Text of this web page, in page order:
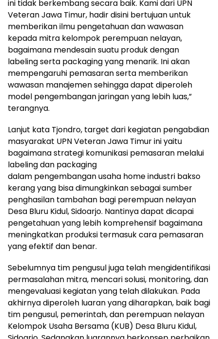
ini tidak berkembang secara baik. Kami dari UPN
Veteran Jawa Timur, hadir disini bertujuan untuk
memberikan ilmu pengetahuan dan wawasan
kepada mitra kelompok perempuan nelayan,
bagaimana mendesain suatu produk dengan
labeling serta packaging yang menarik. Ini akan
mempengaruhi pemasaran serta memberikan
wawasan manajemen sehingga dapat diperoleh
model pengembangan jaringan yang lebih luas,”
terangnya.
Lanjut kata Tjondro, target dari kegiatan pengabdian
masyarakat UPN Veteran Jawa Timur ini yaitu
bagaimana strategi komunikasi pemasaran melalui
labeling dan packaging
dalam pengembangan usaha home industri bakso
kerang yang bisa dimungkinkan sebagai sumber
penghasilan tambahan bagi perempuan nelayan
Desa Bluru Kidul, Sidoarjo. Nantinya dapat dicapai
pengetahuan yang lebih komprehensif bagaimana
meningkatkan produksi termasuk cara pemasaran
yang efektif dan benar.
Sebelumnya tim pengusul juga telah mengidentifikasi
permasalahan mitra, mencari solusi, monitoring, dan
mengevaluasi kegiatan yang telah dilakukan. Pada
akhirnya diperoleh luaran yang diharapkan, baik bagi
tim pengusul, pemerintah, dan perempuan nelayan
Kelompok Usaha Bersama (KUB) Desa Bluru Kidul,